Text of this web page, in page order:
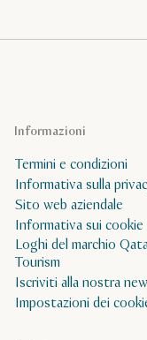
Informazioni
Termini e condizioni
Informativa sulla
Sito web aziendale
Informativa sui cookie
Loghi del marchio
Tourism
Iscriviti alla nostra
Impostazioni dei